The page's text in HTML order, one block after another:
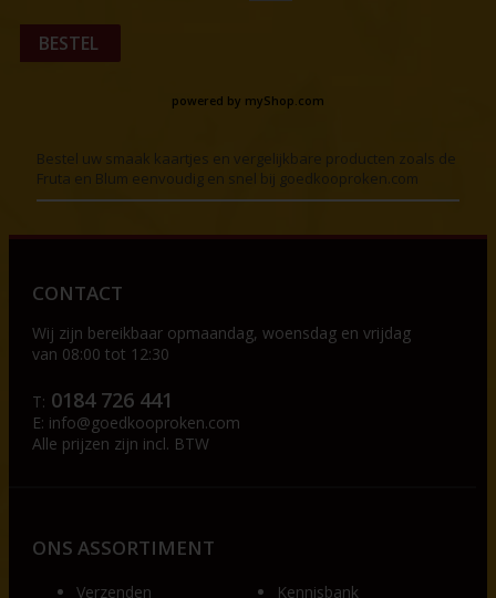
BESTEL
powered by myShop.com
Bestel uw smaak kaartjes en vergelijkbare producten zoals de
Fruta en Blum eenvoudig en snel bij goedkooproken.com
CONTACT
Wij zijn bereikbaar opmaandag, woensdag en vrijdag
van 08:00 tot 12:30
T: 0184 726 441
E: info@goedkooproken.com
Alle prijzen zijn incl. BTW
ONS ASSORTIMENT
Verzenden
Kennisbank